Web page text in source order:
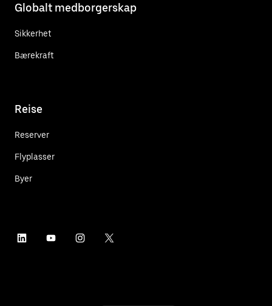
Globalt medborgerskap
Sikkerhet
Bærekraft
Reise
Reserver
Flyplasser
Byer